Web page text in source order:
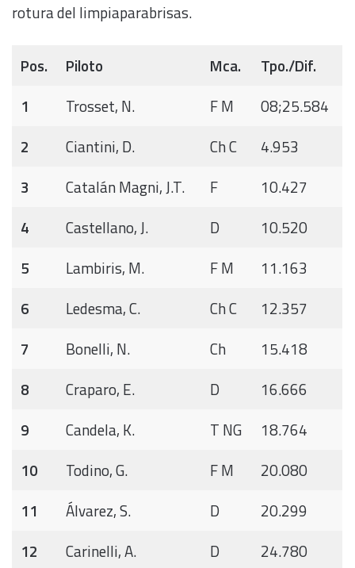
rotura del limpiaparabrisas.
Pos. Piloto Mca.
Tpo./Dif.
1
Trosset, N. F M
08;25.584
2
Ciantini, D. Ch C
4.953
3
Catalán Magni, J.T. F
10.427
4
Castellano, J. D
10.520
5
Lambiris, M. F M
11.163
6
Ledesma, C. Ch C
12.357
7
Bonelli, N. Ch
15.418
8
Craparo, E. D
16.666
9
Candela, K. T NG
18.764
10
Todino, G. F M
20.080
11
Álvarez, S. D
20.299
12
Carinelli, A. D
24.780